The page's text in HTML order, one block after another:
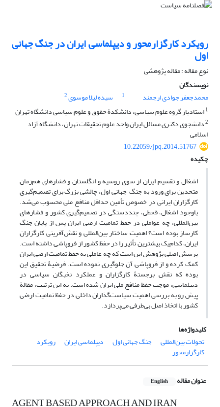
رویکرد کارگزارمحور و دیپلماسی ایران در جنگ جهانی
اول
نوع مقاله : مقاله پژوهشی
نویسندگان
محمدجعفر جوادی ارجمند
1 سیده لیلا موسوی2
1استادیار گروه علوم سیاسی، دانشکدۀ حقوق و علوم سیاسی دانشگاه تهران
2دانشجوی دکتری مسائل ایران واحد علوم تحقیقات تهران، دانشگاه آزاد
اسلامی
10.22059/jpq.2014.51767
چکیده
اشغال و تقسیم ایران از سوی روسیه و انگلستان و فشارهای هم‌زمان
متحدین برای ورود به جنگ جهانی اول، چالشی بزرگ برای تصمیم‌گیری
کارگزاران ایرانی در خصوص تأمین حداقل منافع ملی محسوب می‌شد.
باوجود اشغال، قحطی، چند‌دستگی در تصمیم‌گیری کشور و فشارهای
بین‌المللی، چه عواملی در حفظ تمامیت ارضی ایران پس از پایان جنگ
کارساز بوده است؟ اهمیت ساختار بین‌المللی و نقش‌آفرینی کارگزاران
ایران، کدام‌یک بیشترین تأثیر را در حفظ کشور از فروپاشی داشته است.
پرسش اصلی پژوهش این است که چه عاملی به حفظ تمامیت ارضی ایران
کمک کرده و از فروپاشی آن جلوگیری نموده است. فرضیۀ تحقیق این
بوده که نقش برجستۀ کارگزاران و عملکرد نخبگان سیاسی در
دیپلماسی، موجب حفظ منافع ملی ایران شده است. به این ترتیب، مقالۀ
پیش رو به بررسی اهمیت سیاست‌گذاران داخلی در حفظ تمامیت ارضی
کشور با اتخاذ اصل بی‌طرفی می‌پردازد.
کلیدواژه‌ها
تحولات بین‌المللی
جنگ جهانی اول دیپلماسی ایران رویکرد
کارگزارمحور
عنوان مقاله English
AGENT BASED APPROACH AND IRAN